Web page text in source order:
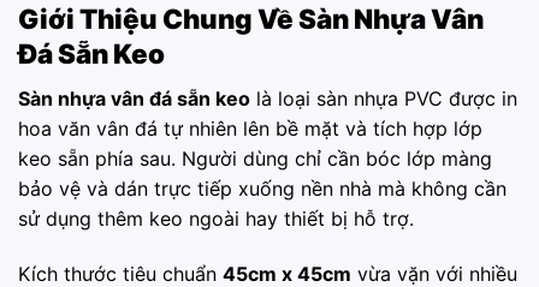
Giới Thiệu Chung VềSàn Nhựa Vân
Đá Sẵn Keo
Sàn nhựa vân đá sẵn keo là loại sàn nhựa PVC được in
hoa văn vân đá tự nhiên lên bề mặt và tích hợp lớp
keo sẵn phía sau. Người dùng chỉ cần bóc lớp màng
bảo vệ và dán trực tiếp xuống nền nhà mà không cần
sử dụng thêm keo ngoài hay thiết bị hỗ trợ.
Kích thước tiêu chuẩn 45cm x 45cm vừa vặn với nhiều